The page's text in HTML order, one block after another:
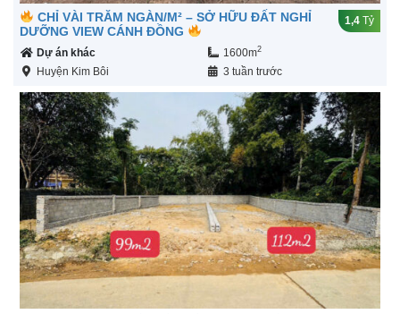
CHỈ VÀI TRĂM NGÀN/M² – SỞ HỮU ĐẤT NGHỈ
DƯỠNG VIEW CÁNH ĐỒNG
1,4 Tỷ
Dự án khác 1600m2
Huyện Kim Bôi 3 tuần trước